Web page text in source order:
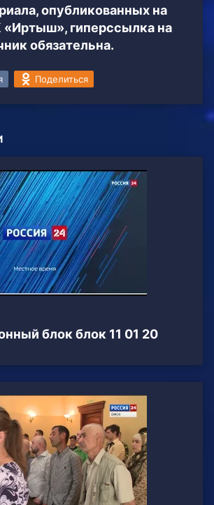
опубликованных на
«Иртыш», гиперссылка на
обязательна.
Поделиться
блок блок 11 01 20